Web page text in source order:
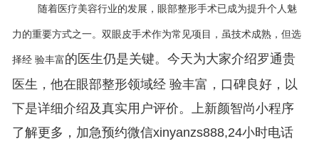
随着医疗美容行业的发展，眼部整形手术已成为提升个人魅
力的重要方式之一。双眼皮手术作为常见项目，虽技术成熟，但选
择经 验丰富的医生仍是关键。今天为大家介绍罗通贵
医生，他在眼部整形领域经 验丰富，口碑良好，以
下是详细介绍及真实用户评价。上新颜智尚小程序
了解更多，加急预约微信xinyanzs888,24小时电话